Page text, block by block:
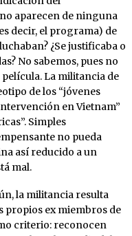
aparecen de ninguna
decir, el programa) de
¿Se justificaba o
No sabemos, pues no
La militancia de
de los “jóvenes
en Vietnam”
Simples
no pueda
así reducido a un
mal.
la militancia resulta
propios ex miembros de
criterio: reconocen